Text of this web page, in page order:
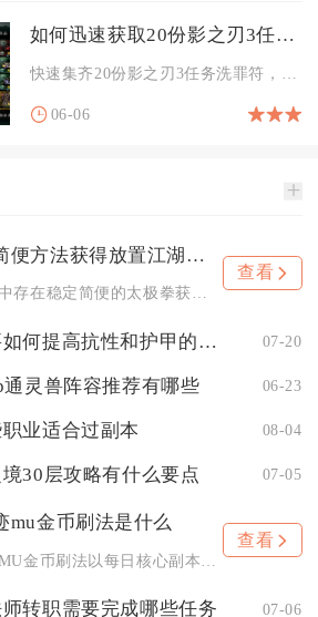
如何迅速获取20份影之刃3任务洗罪符
06-06
是否有简便方法获得放置江湖太极拳
查看
地下城堡2图上要如何提高抗性和护甲的效果 07-20
灵兽阵容推荐有哪些 06-23
业适合过副本 08-04
30层攻略有什么要点 07-05
mu金币刷法是什么
查看
转职需要完成哪些任务 07-06